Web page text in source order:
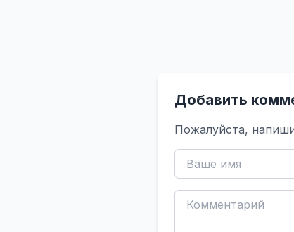
Добавить
Пожалуйста,